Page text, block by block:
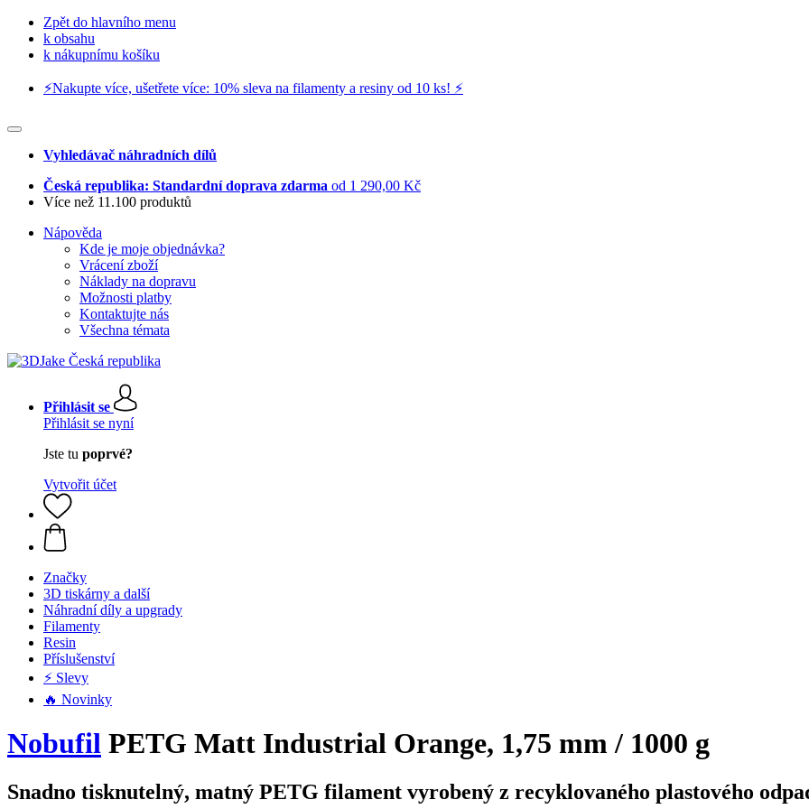
Zpět do hlavního menu
k obsahu
k nákupnímu košíku
⚡️Nakupte více, ušetřete více: 10% sleva na filamenty a resiny od 10 ks! ⚡️
Vyhledávač náhradních dílů
Česká republika: Standardní doprava zdarma od 1 290,00 Kč
Více než 11.100 produktů
Nápověda
Kde je moje objednávka?
Vrácení zboží
Náklady na dopravu
Možnosti platby
Kontaktujte nás
Všechna témata
Přihlásit se
Přihlásit se nyní
Jste tu poprvé?
Vytvořit účet
Značky
3D tiskárny a další
Náhradní díly a upgrady
Filamenty
Resin
Příslušenství
⚡ Slevy
🔥 Novinky
Nobufil PETG Matt Industrial Orange, 1,75 mm / 1000 g
Snadno tisknutelný, matný PETG filament vyrobený z recyklovaného plastového